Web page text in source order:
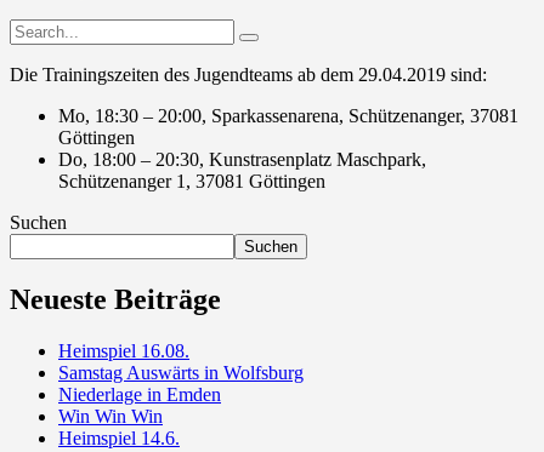
Die Trainingszeiten des Jugendteams ab dem 29.04.2019 sind:
Mo, 18:30 – 20:00, Sparkassenarena, Schützenanger, 37081
Göttingen
Do, 18:00 – 20:30, Kunstrasenplatz Maschpark,
Schützenanger 1, 37081 Göttingen
Suchen
Suchen
Neueste Beiträge
Heimspiel 16.08.
Samstag Auswärts in Wolfsburg
Niederlage in Emden
Win Win Win
Heimspiel 14.6.